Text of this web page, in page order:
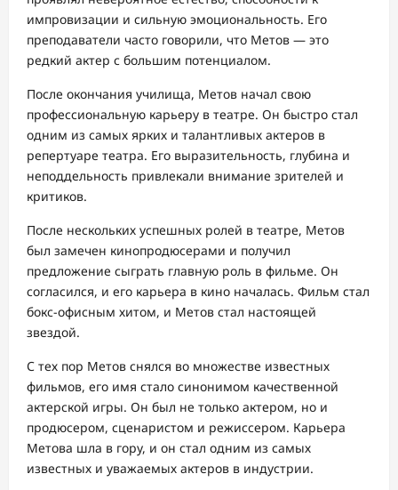
импровизации и сильную эмоциональность. Его
преподаватели часто говорили, что Метов — это
редкий актер с большим потенциалом.
После окончания училища, Метов начал свою
профессиональную карьеру в театре. Он быстро стал
одним из самых ярких и талантливых актеров в
репертуаре театра. Его выразительность, глубина и
неподдельность привлекали внимание зрителей и
критиков.
После нескольких успешных ролей в театре, Метов
был замечен кинопродюсерами и получил
предложение сыграть главную роль в фильме. Он
согласился, и его карьера в кино началась. Фильм стал
бокс-офисным хитом, и Метов стал настоящей
звездой.
С тех пор Метов снялся во множестве известных
фильмов, его имя стало синонимом качественной
актерской игры. Он был не только актером, но и
продюсером, сценаристом и режиссером. Карьера
Метова шла в гору, и он стал одним из самых
известных и уважаемых актеров в индустрии.